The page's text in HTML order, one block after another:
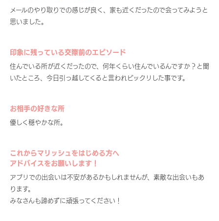
メールのやり取りでの感じが良く、家も近くだったので会ってみようと
思いました。
印象に残っている交際前のエピソード
住んでいる所が近くだったので、何年くらい住んでいるんですか？と聞
いたところ、今日引っ越してくると言われビックリした事です。
お相手の好きな所
優しく穏やかな所。
これからマリッシュをはじめる方へ
アドバイスをお願いします！
アプリでの出会いは不安があるかもしれませんが、素敵な出会いもあ
ります。
みなさんも諦めずに頑張ってください！